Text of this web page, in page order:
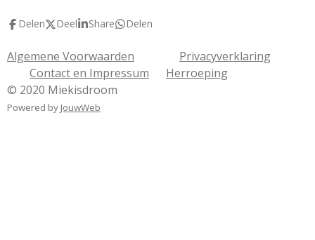
Delen Deel Share Delen
Algemene Voorwaarden
Privacyverklaring
Contact en Impressum
Herroeping
© 2020 Miekisdroom
Powered by JouwWeb